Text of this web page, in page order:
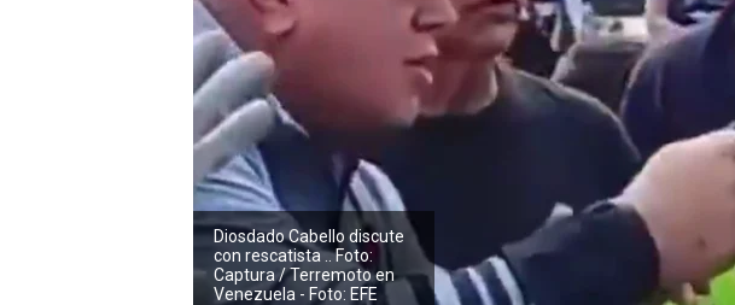
Diosdado Cabello discute
con rescatista .. Foto:
Captura / Terremoto en
Venezuela - Foto: EFE